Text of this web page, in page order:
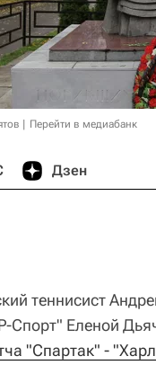
Перейти в медиабанк
Дзен
теннисист
Спорт" Еленой
"Спартак" -